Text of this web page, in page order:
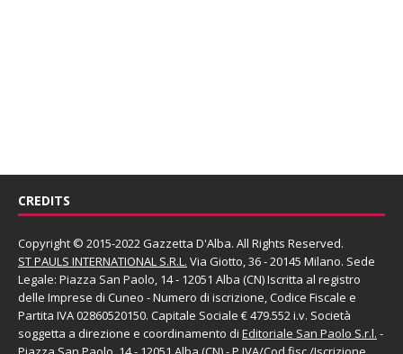
CREDITS
Copyright © 2015-2022 Gazzetta D'Alba. All Rights Reserved.
ST PAULS INTERNATIONAL S.R.L. Via Giotto, 36 - 20145 Milano. Sede
Legale: Piazza San Paolo, 14 - 12051 Alba (CN) Iscritta al registro
delle Imprese di Cuneo - Numero di iscrizione, Codice Fiscale e
Partita IVA 02860520150. Capitale Sociale € 479.552 i.v. Società
soggetta a direzione e coordinamento di Editoriale San Paolo S.r.l. -